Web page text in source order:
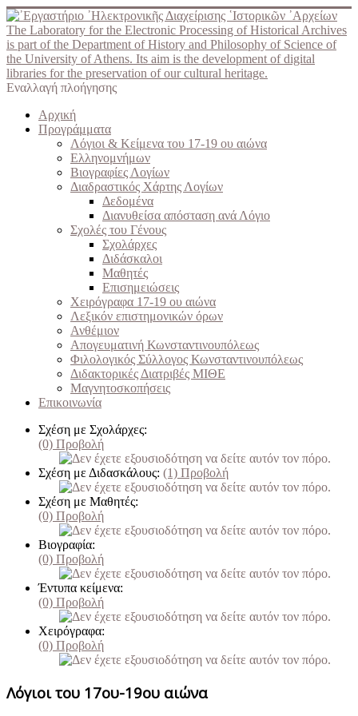
The Laboratory for the Electronic Processing of Historical Archives
is part of the Department of History and Philosophy of Science of
the University of Athens. Its aim is the development of digital
libraries for the preservation of our cultural heritage.
Εναλλαγή πλοήγησης
Αρχική
Προγράμματα
Λόγιοι & Κείμενα του 17-19 ου αιώνα
Ελληνομνήμων
Βιογραφίες Λογίων
Διαδραστικός Χάρτης Λογίων
Δεδομένα
Διανυθείσα απόσταση ανά Λόγιο
Σχολές του Γένους
Σχολάρχες
Διδάσκαλοι
Μαθητές
Επισημειώσεις
Χειρόγραφα 17-19 ου αιώνα
Λεξικόν επιστημονικών όρων
Ανθέμιον
Απογευματινή Κωνσταντινουπόλεως
Φιλολογικός Σύλλογος Κωνσταντινουπόλεως
Διδακτορικές Διατριβές ΜΙΘΕ
Μαγνητοσκοπήσεις
Επικοινωνία
Σχέση με Σχολάρχες:
(0) Προβολή
Σχέση με Διδασκάλους: (1) Προβολή
Σχέση με Μαθητές:
(0) Προβολή
Βιογραφία:
(0) Προβολή
Έντυπα κείμενα:
(0) Προβολή
Χειρόγραφα:
(0) Προβολή
Λόγιοι του 17ου-19ου αιώνα